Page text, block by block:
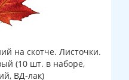
на скотче. Листочки.
(10 шт. в наборе,
ВД-лак)